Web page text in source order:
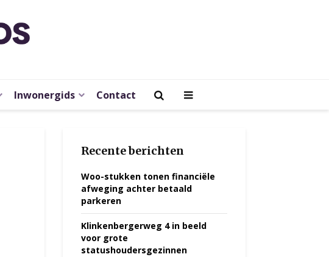
Inwonergids Contact
Recente berichten
Woo-stukken tonen financiële
afweging achter betaald
parkeren
Klinkenbergerweg 4 in beeld
voor grote
statushoudersgezinnen